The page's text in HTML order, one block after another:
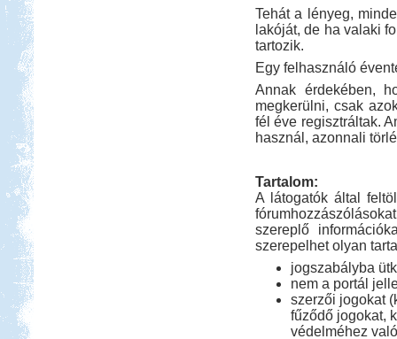
Tehát a lényeg,
lakóját, de ha valaki
tartozik.
Egy felhasználó
Annak érdekében,
megkerülni, csak
fél éve regisztráltak.
használ, azonnali
Tartalom:
A látogatók által
szereplő
szerepelhet olyan
jogszabályba
nem a portál
szerzői jogokat
fűződő jogokat,
védelméhez